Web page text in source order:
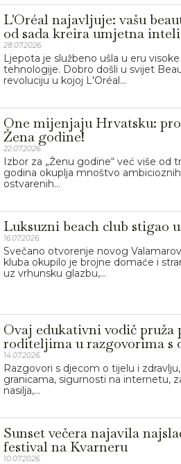
L'Oréal najavljuje: vašu
od sada kreira umjetna
28.07.2026.
Ljepota je službeno ušla u eru visoke
tehnologije. Dobro došli u svijet
revoluciju u kojoj L'Oréal...
One mijenjaju Hrvatsku:
Žena godine!
22.07.2026.
Izbor za „Ženu godine“ već više od
godina okuplja mnoštvo
ostvarenih...
Luksuzni beach club stigao
16.07.2026.
Svečano otvorenje novog
kluba okupilo je brojne domaće i
uz vrhunsku glazbu,...
Ovaj edukativni vodič pruža
roditeljima u razgovorima s
14.07.2026.
Razgovori s djecom o tijelu i
granicama, sigurnosti na internetu,
nasilja,...
Sunset večera najavila
festival na Kvarneru
10.07.2026.